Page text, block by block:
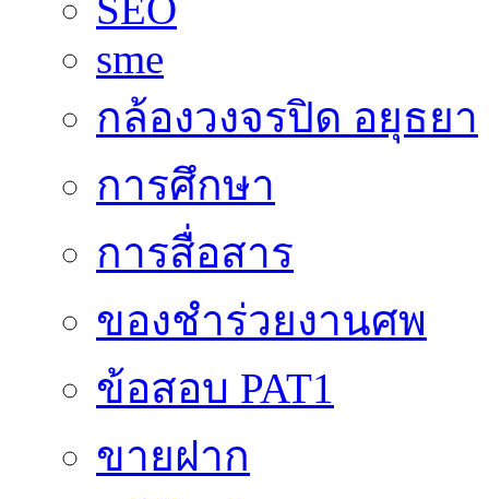
SEO
sme
กล้องวงจรปิด อยุธยา
การศึกษา
การสื่อสาร
ของชำร่วยงานศพ
ข้อสอบ PAT1
ขายฝาก